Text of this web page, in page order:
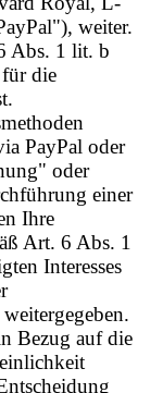
weiter.
Abs. 1 lit. b
die
PayPal oder
oder
einer
Ihre
Art. 6 Abs. 1
Interesses
Bezug auf die